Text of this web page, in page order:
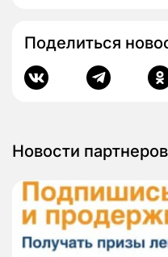
Поделиться
Новости партнеров